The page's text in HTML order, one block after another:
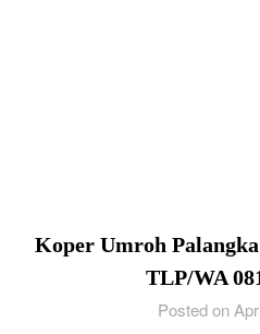
Koper Umroh
TLP/WA
Posted on